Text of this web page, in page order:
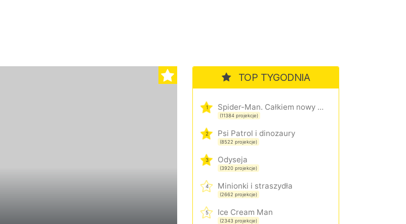
TOP TYGODNIA
1 Spider-Man. Całkiem nowy dzień
(11384 projekcje)
2 Psi Patrol i dinozaury
(8522 projekcje)
3 Odyseja
(3920 projekcje)
4 Minionki i straszydła
(2662 projekcje)
5 Ice Cream Man
(2343 projekcje)